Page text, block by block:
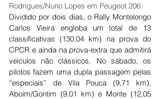
Rodrigues/Nuno Lopes em Peugeot 206.
Dividido por dois dias, o Rally Montelongo
Carlos Vieira engloba um total de 13
classificativas (130,04 km) na prova do
CPCR e ainda na prova-extra que admitirá
veículos não clássicos. No sábado, os
pilotos fazem uma dupla passagem pelas
“especiais” de Vila Pouca (9,71 km),
Aboim/Gontim (9,01 km) e Monte (12,05